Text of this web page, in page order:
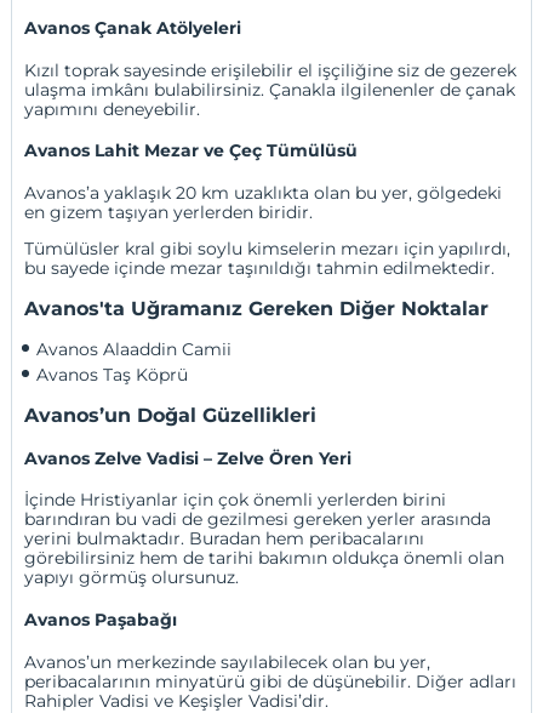
Avanos Çanak Atölyeleri
Kızıl toprak sayesinde erişilebilir el işçiliğine siz de gezerek
ulaşma imkânı bulabilirsiniz. Çanakla ilgilenenler de çanak
yapımını deneyebilir.
Avanos Lahit Mezar ve Çeç Tümülüsü
Avanos’a yaklaşık 20 km uzaklıkta olan bu yer, gölgedeki
en gizem taşıyan yerlerden biridir.
Tümülüsler kral gibi soylu kimselerin mezarı için yapılırdı,
bu sayede içinde mezar taşınıldığı tahmin edilmektedir.
Avanos'ta Uğramanız Gereken Diğer Noktalar
Avanos Alaaddin Camii
Avanos Taş Köprü
Avanos’un Doğal Güzellikleri
Avanos Zelve Vadisi – Zelve Ören Yeri
İçinde Hristiyanlar için çok önemli yerlerden birini
barındıran bu vadi de gezilmesi gereken yerler arasında
yerini bulmaktadır. Buradan hem peribacalarını
görebilirsiniz hem de tarihi bakımın oldukça önemli olan
yapıyı görmüş olursunuz.
Avanos Paşabağı
Avanos’un merkezinde sayılabilecek olan bu yer,
peribacalarının minyatürü gibi de düşünebilir. Diğer adları
Rahipler Vadisi ve Keşişler Vadisi’dir.